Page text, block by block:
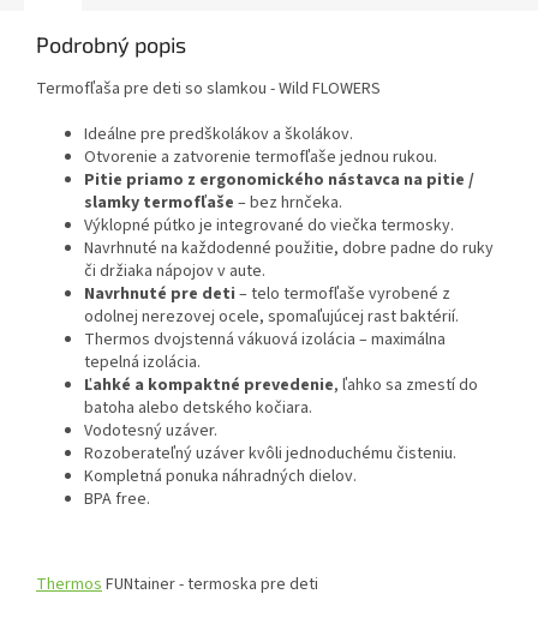
Podrobný popis
Termofľaša pre deti so slamkou - Wild FLOWERS
Ideálne pre predškolákov a školákov.
Otvorenie a zatvorenie termofľaše jednou rukou.
Pitie priamo z ergonomického nástavca na pitie /
slamky termofľaše – bez hrnčeka.
Výklopné pútko je integrované do viečka termosky.
Navrhnuté na každodenné použitie, dobre padne do ruky
či držiaka nápojov v aute.
Navrhnuté pre deti – telo termofľaše vyrobené z
odolnej nerezovej ocele, spomaľujúcej rast baktérií.
Thermos dvojstenná vákuová izolácia – maximálna
tepelná izolácia.
Ľahké a kompaktné prevedenie, ľahko sa zmestí do
batoha alebo detského kočiara.
Vodotesný uzáver.
Rozoberateľný uzáver kvôli jednoduchému čisteniu.
Kompletná ponuka náhradných dielov.
BPA free.
Thermos FUNtainer - termoska pre deti